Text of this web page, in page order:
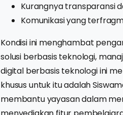
Kurangnya transparansi
Komunikasi yang
Kondisi ini menghambat
solusi berbasis teknologi,
digital berbasis teknologi ini
khusus untuk itu adalah
membantu yayasan dalam